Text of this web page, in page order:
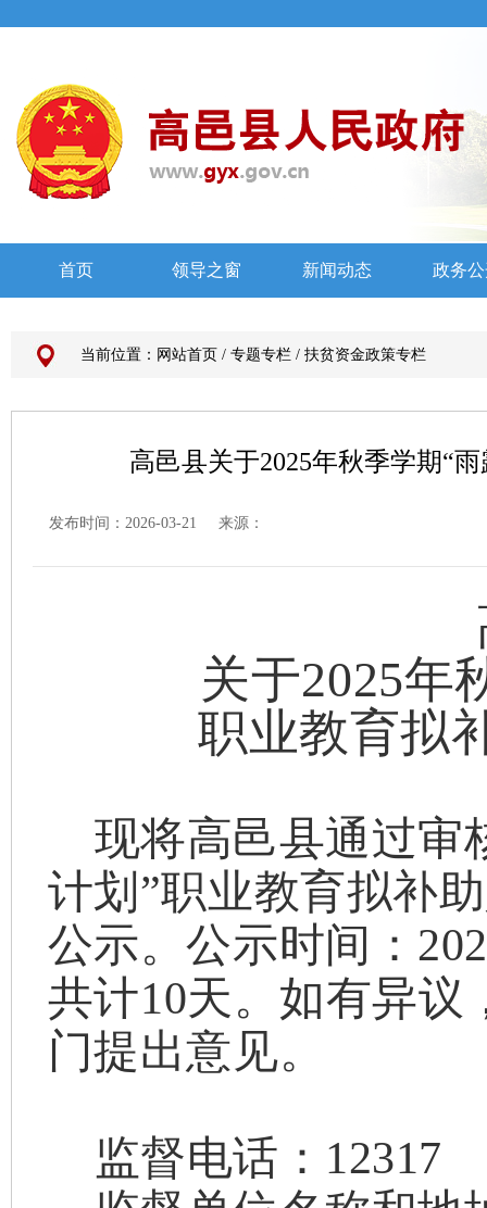
当前位置： 网站首页 / 专题专栏/ 扶贫资金政策专栏
高邑县关于2025年秋季学期“
发布时间：2026-03-21 来源：
关于2025年
职业教育拟
现将高邑县通过审
计划”职业教育拟补
公示。公示时间：20
共计10天。 如有异议
门提出意见。
监督电话： 12317